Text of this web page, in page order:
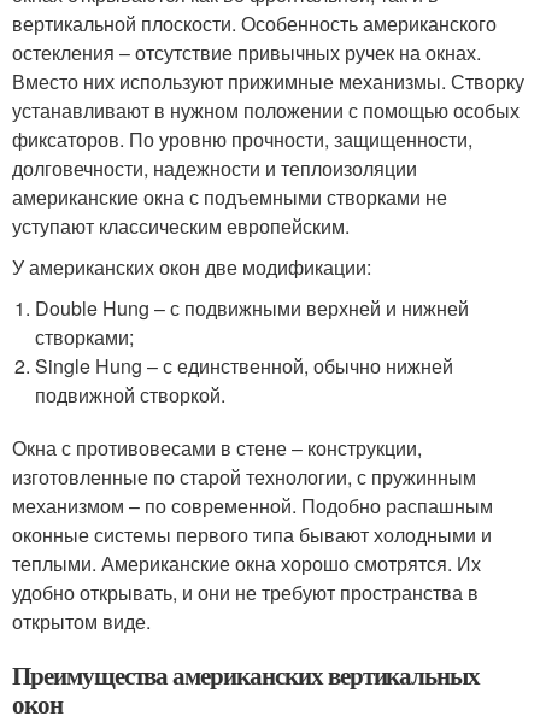
вертикальной плоскости. Особенность американского
остекления – отсутствие привычных ручек на окнах.
Вместо них используют прижимные механизмы. Створку
устанавливают в нужном положении с помощью особых
фиксаторов. По уровню прочности, защищенности,
долговечности, надежности и теплоизоляции
американские окна с подъемными створками не
уступают классическим европейским.
У американских окон две модификации:
Double Hung – с подвижными верхней и нижней
створками;
Single Hung – с единственной, обычно нижней
подвижной створкой.
Окна с противовесами в стене – конструкции,
изготовленные по старой технологии, с пружинным
механизмом – по современной. Подобно распашным
оконные системы первого типа бывают холодными и
теплыми. Американские окна хорошо смотрятся. Их
удобно открывать, и они не требуют пространства в
открытом виде.
Преимущества американских вертикальных
окон